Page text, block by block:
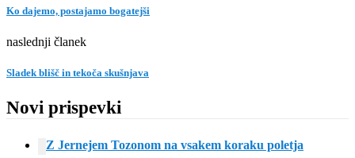
Ko dajemo, postajamo bogatejši
naslednji članek
Sladek blišč in tekoča skušnjava
Novi prispevki
Z Jernejem Tozonom na vsakem koraku poletja